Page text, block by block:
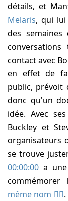
détails, et
Melaris, qui lui
des
contact avec
en effet de
public, prévoit
donc qu'un
idée. Avec
Buckley et
organisateurs
se trouve
00:00:00 a
commémorer
même nom